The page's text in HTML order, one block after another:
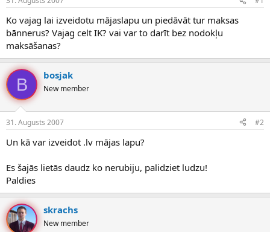
n
u
z
s
ā
c
ē
s
a
u
m
s
Ko vajag lai izveidotu mājaslapu un piedāvāt tur maksas
bānnerus? Vajag celt IK? vai var to darīt bez nodokļu
maksāšanas?
B bosjak
New member
31. Augusts 2007 #2
Un kā var izveidot .lv mājas lapu?
Es šajās lietās daudz ko nerubiju, palidziet ludzu!
Paldies
skrachs
New member